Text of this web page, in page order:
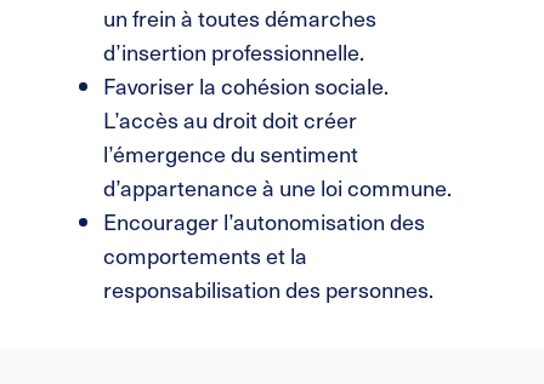
un frein à toutes démarches
d’insertion professionnelle.
Favoriser la cohésion sociale.
L’accès au droit doit créer
l’émergence du sentiment
d’appartenance à une loi commune.
Encourager l’autonomisation des
comportements et la
responsabilisation des personnes.